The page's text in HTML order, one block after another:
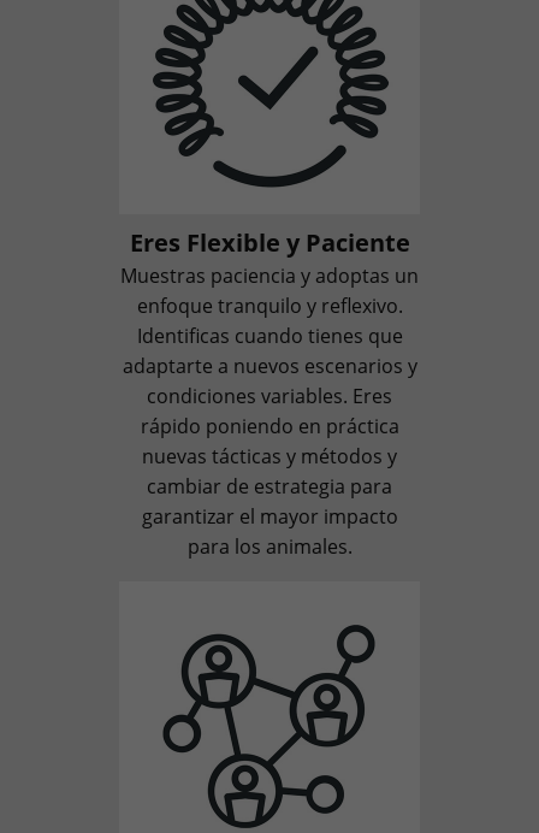
Eres Flexible y Paciente
Muestras paciencia y adoptas un
enfoque tranquilo y reflexivo.
Identificas cuando tienes que
adaptarte a nuevos escenarios y
condiciones variables. Eres
rápido poniendo en práctica
nuevas tácticas y métodos y
cambiar de estrategia para
garantizar el mayor impacto
para los animales.